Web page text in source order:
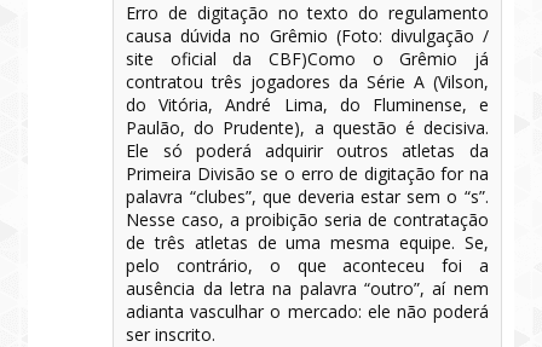
Erro de digitação no texto do regulamento
causa dúvida no Grêmio (Foto: divulgação /
site oficial da CBF)Como o Grêmio já
contratou três jogadores da Série A (Vilson,
do Vitória, André Lima, do Fluminense, e
Paulão, do Prudente), a questão é decisiva.
Ele só poderá adquirir outros atletas da
Primeira Divisão se o erro de digitação for na
palavra “clubes”, que deveria estar sem o “s”.
Nesse caso, a proibição seria de contratação
de três atletas de uma mesma equipe. Se,
pelo contrário, o que aconteceu foi a
ausência da letra na palavra “outro”, aí nem
adianta vasculhar o mercado: ele não poderá
ser inscrito.